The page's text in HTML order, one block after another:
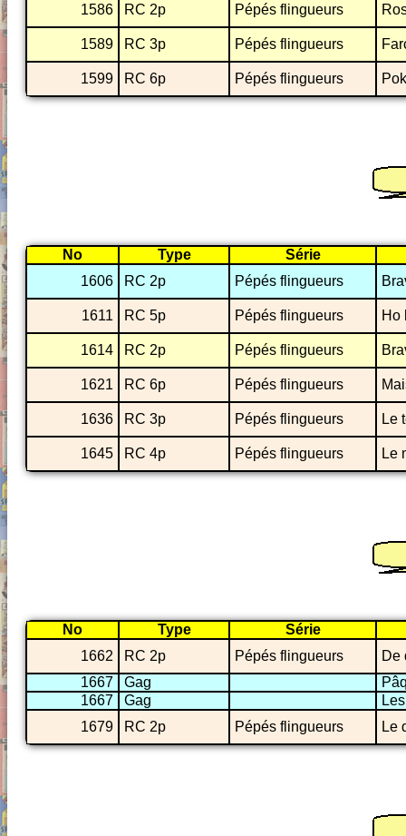
1586 RC 2p Pépés flingueurs
1589 RC 3p Pépés flingueurs
1599 RC 6p Pépés flingueurs
No Type
Série
1606
RC 2p Pépés flingueurs
1611 RC 5p Pépés flingueurs Ho
1614 RC 2p Pépés flingueurs
1621 RC 6p Pépés flingueurs
1636 RC 3p Pépés flingueurs Le
1645 RC 4p Pépés flingueurs Le
No Type
Série
1662
RC 2p Pépés flingueurs
De
1667
Gag
1667
Gag
1679
RC 2p Pépés flingueurs Le